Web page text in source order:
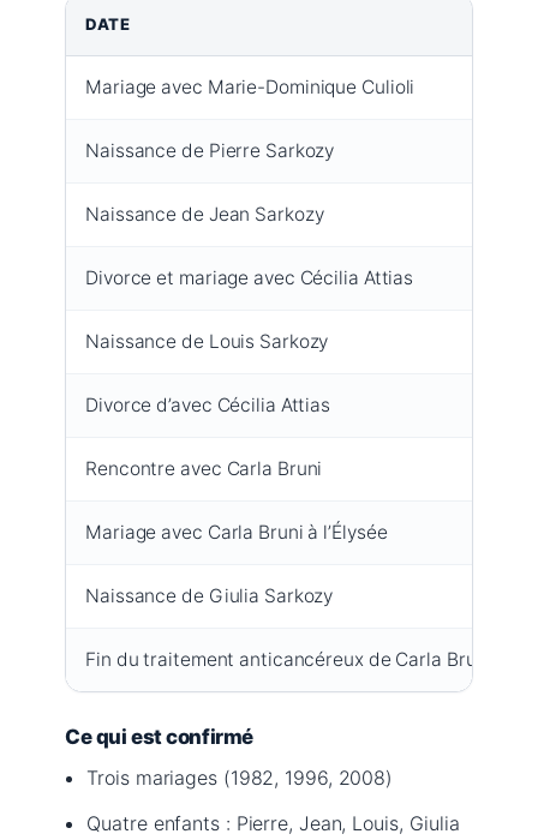
DATE
Mariage avec Marie-Dominique Culioli
Naissance de Pierre Sarkozy
Naissance de Jean Sarkozy
Divorce et mariage avec Cécilia Attias
Naissance de Louis Sarkozy
Divorce d’avec Cécilia Attias
Rencontre avec Carla Bruni
Mariage avec Carla Bruni à l’Élysée
Naissance de Giulia Sarkozy
Fin du traitement anticancéreux de Carla Bruni
Ce qui est confirmé
Trois mariages (1982, 1996, 2008)
Quatre enfants : Pierre, Jean, Louis, Giulia